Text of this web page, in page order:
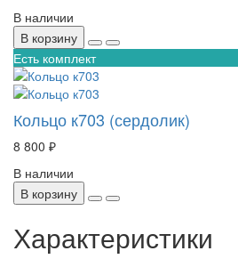
В наличии
В корзину
Есть комплект
Кольцо к703 (сердолик)
8 800 ₽
В наличии
В корзину
Характеристики